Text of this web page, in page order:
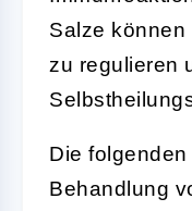
Salze können
zu regulieren
Die
Behandlung